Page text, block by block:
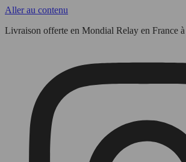
Aller au contenu
Livraison offerte en Mondial Relay en France